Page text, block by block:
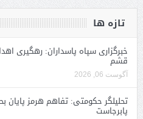
تازه ها
خبرگزاری سپاه پاسداران: رهگیری
قشم
آگوست 06, 2026
تحلیلگر حکومتی: تفاهم هرمز پایان
پابرجاست